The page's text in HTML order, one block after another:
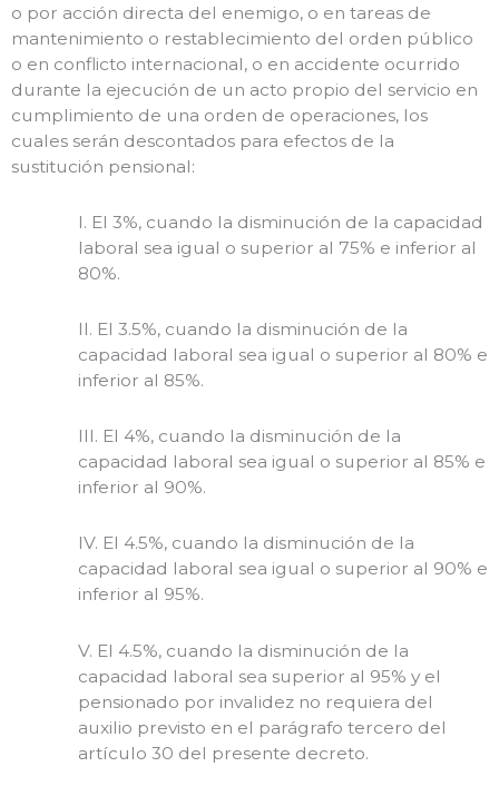
o por acción directa del enemigo, o en tareas de
mantenimiento o restablecimiento del orden público
o en conflicto internacional, o en accidente ocurrido
durante la ejecución de un acto propio del servicio en
cumplimiento de una orden de operaciones, los
cuales serán descontados para efectos de la
sustitución pensional:
I. El 3%, cuando la disminución de la capacidad
laboral sea igual o superior al 75% e inferior al
80%.
II. El 3.5%, cuando la disminución de la
capacidad laboral sea igual o superior al 80% e
inferior al 85%.
III. El 4%, cuando la disminución de la
capacidad laboral sea igual o superior al 85% e
inferior al 90%.
IV. El 4.5%, cuando la disminución de la
capacidad laboral sea igual o superior al 90% e
inferior al 95%.
V. El 4.5%, cuando la disminución de la
capacidad laboral sea superior al 95% y el
pensionado por invalidez no requiera del
auxilio previsto en el parágrafo tercero del
artículo 30 del presente decreto.